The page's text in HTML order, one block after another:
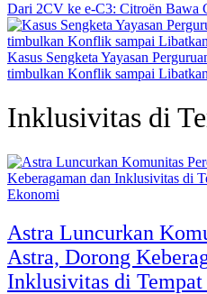
Dari 2CV ke e-C3: Citroën Bawa
Kasus Sengketa Yayasan
timbulkan Konflik sampai
Inklusivitas di
Ekonomi
Astra Luncurkan
Astra, Dorong
Inklusivitas di